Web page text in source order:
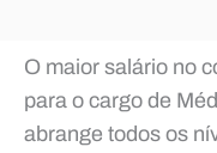
O maior salário no
para o cargo de
abrange todos os